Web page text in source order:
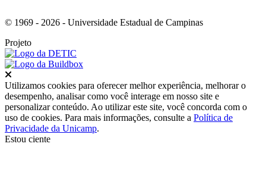
© 1969 - 2026 - Universidade Estadual de Campinas
Projeto
Utilizamos cookies para oferecer melhor experiência, melhorar o
desempenho, analisar como você interage em nosso site e
personalizar conteúdo. Ao utilizar este site, você concorda com o
uso de cookies. Para mais informações, consulte a Política de
Privacidade da Unicamp.
Estou ciente